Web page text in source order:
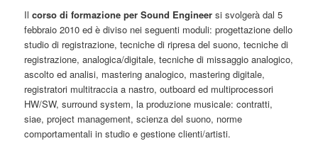
Ilcorso di formazione per Sound Engineer si svolgerà dal 5
febbraio 2010 ed è diviso nei seguenti moduli: progettazione dello
studio di registrazione, tecniche di ripresa del suono, tecniche di
registrazione, analogica/digitale, tecniche di missaggio analogico,
ascolto ed analisi, mastering analogico, mastering digitale,
registratori multitraccia a nastro, outboard ed multiprocessori
HW/SW, surround system, la produzione musicale: contratti,
siae, project management, scienza del suono, norme
comportamentali in studio e gestione clienti/artisti.